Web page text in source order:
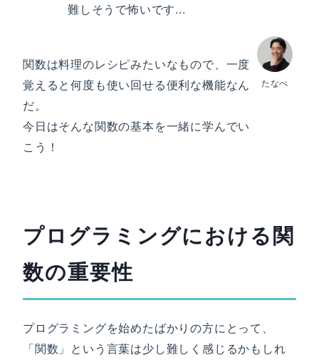
難しそうで怖いです...
たなべ
関数は料理のレシピみたいなもので、一度
覚えると何度も使い回せる便利な機能なん
だ。
今日はそんな関数の基本を一緒に学んでい
こう！
プログラミングにおける関
数の重要性
プログラミングを始めたばかりの方にとって、
「関数」という言葉は少し難しく感じるかもしれ